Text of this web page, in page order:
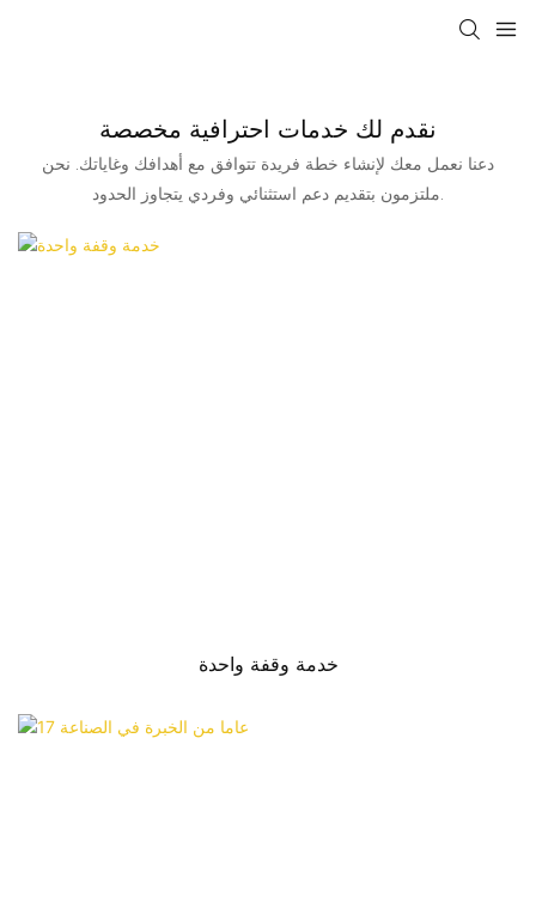
نقدم لك خدمات احترافية مخصصة
دعنا نعمل معك لإنشاء خطة فريدة تتوافق مع أهدافك وغاياتك. نحن
ملتزمون بتقديم دعم استثنائي وفردي يتجاوز الحدود.
خدمة وقفة واحدة